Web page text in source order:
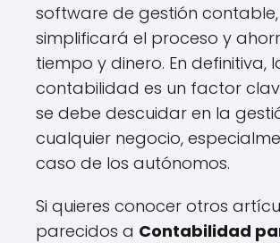
software de gestión contable,
simplificará el proceso y
tiempo y dinero. En definitiva,
contabilidad es un factor
se debe descuidar en la
cualquier negocio,
caso de los autónomos.
Si quieres conocer otros
parecidos a Contabilidad